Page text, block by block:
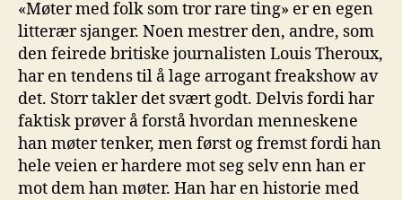
«Møter med folk som tror rare ting» er en egen
litterær sjanger. Noen mestrer den, andre, som
den feirede britiske journalisten Louis Theroux,
har en tendens til å lage arrogant freakshow av
det. Storr takler det svært godt. Delvis fordi har
faktisk prøver å forstå hvordan menneskene
han møter tenker, men først og fremst fordi han
hele veien er hardere mot seg selv enn han er
mot dem han møter. Han har en historie med